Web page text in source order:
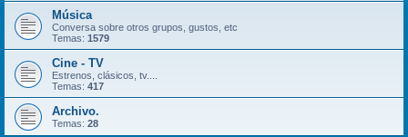
Música
Conversa sobre otros grupos, gustos, etc
Temas: 1579
Cine - TV
Estrenos, clásicos, tv....
Temas: 417
Archivo.
Temas: 28